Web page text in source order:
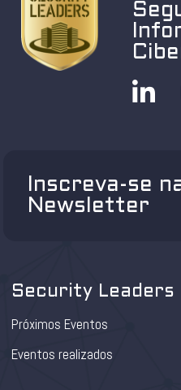
Inscreva-se
Newsletter
Security Leaders
Próximos Eventos
Eventos realizados